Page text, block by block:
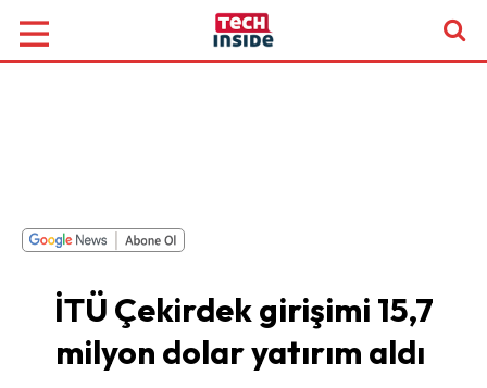
İTÜ Çekirdek girişimi 15,7
milyon dolar yatırım aldı